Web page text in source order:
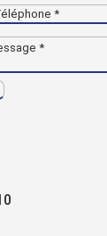
Nous contacter